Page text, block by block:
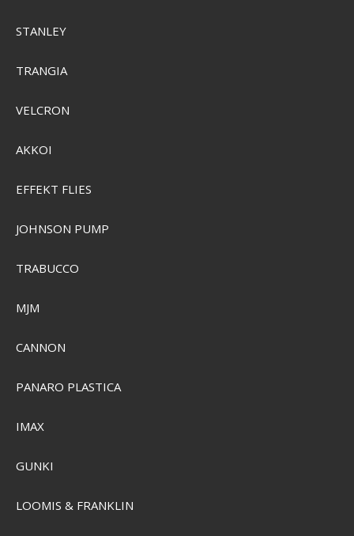
GRUND-50517-001-0001
STANLEY
TRANGIA
VELCRON
AKKOI
EFFEKT FLIES
JOHNSON PUMP
TRABUCCO
MJM
CANNON
PANARO PLASTICA
IMAX
GUNKI
LOOMIS & FRANKLIN